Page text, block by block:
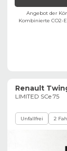
Angebot der
Kombinierte CO2-
Renault
LIMITED SCe 75
Unfallfrei 2